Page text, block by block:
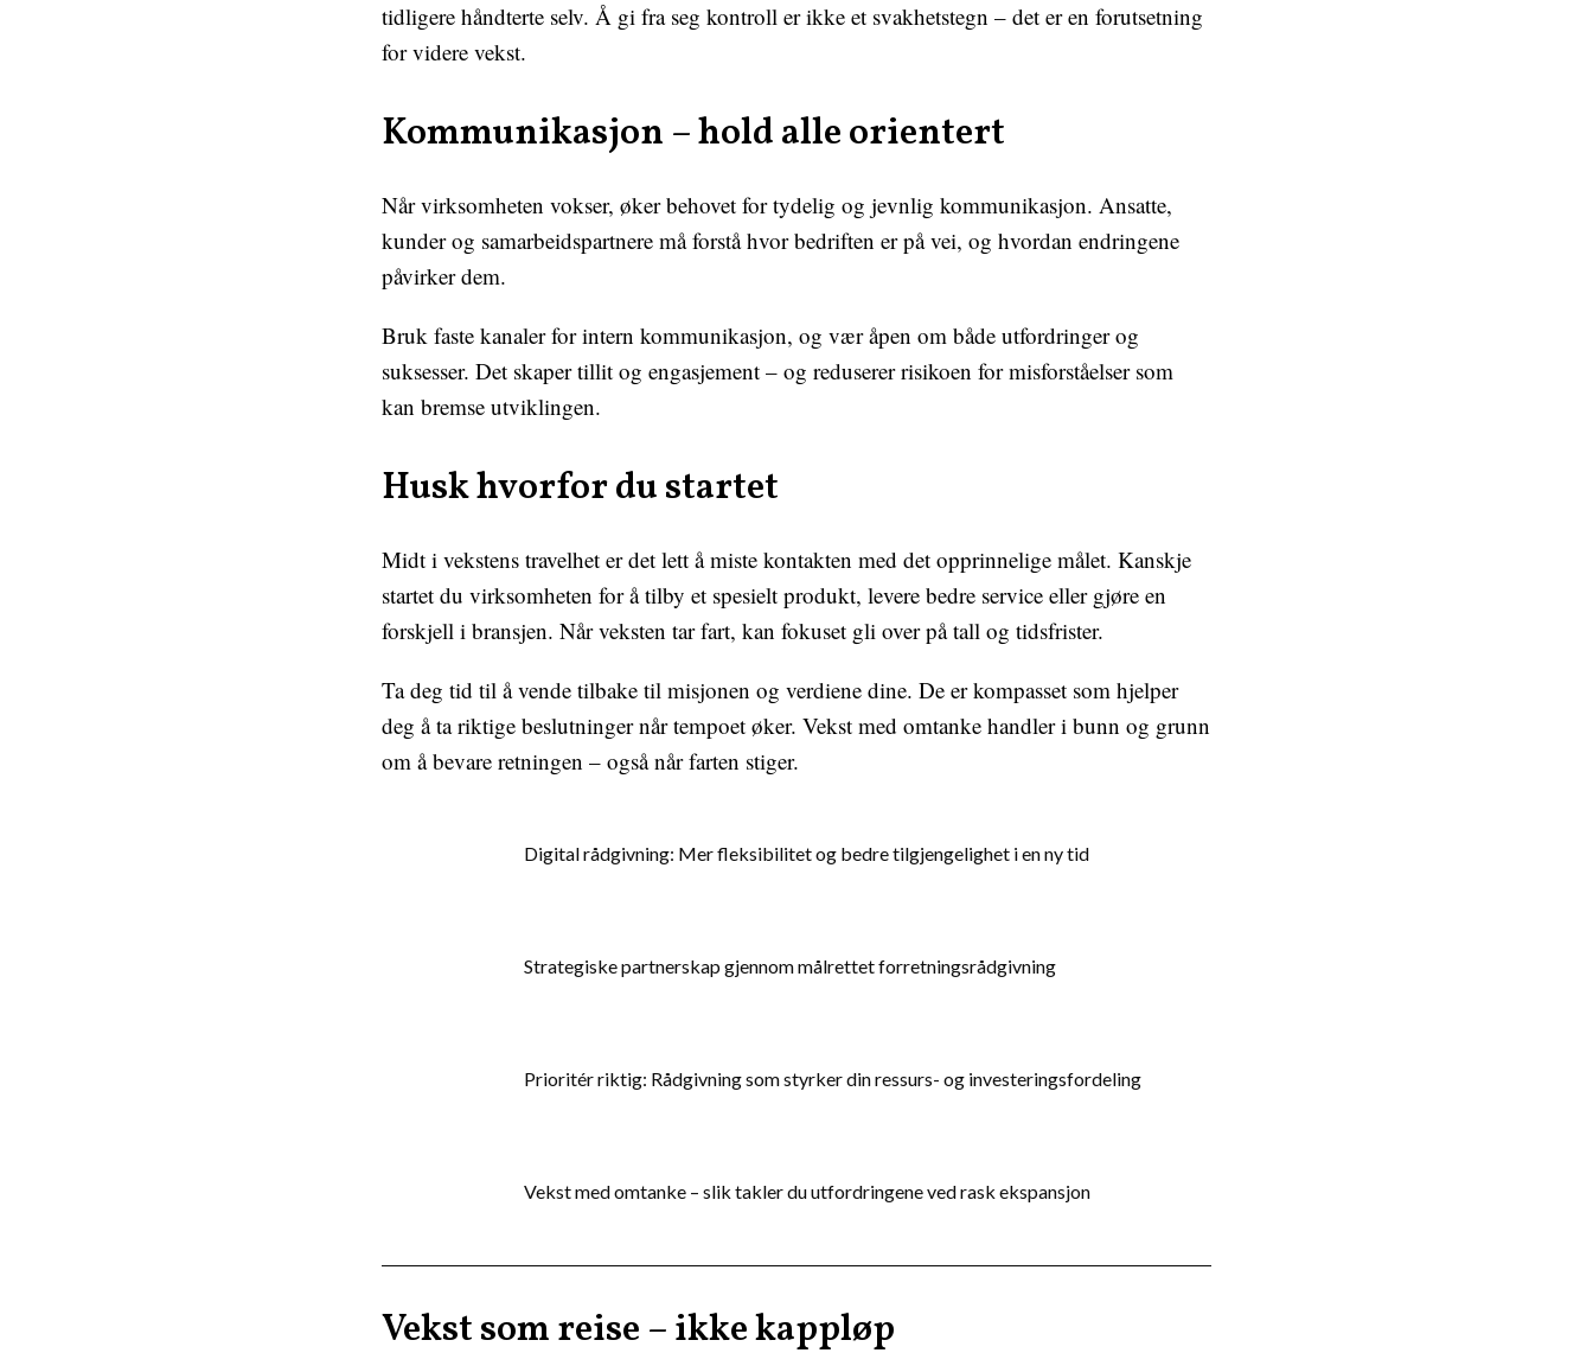
tidligere håndterte selv. Å gi fra seg kontroll er ikke et svakhetstegn – det er en forutsetning
for videre vekst.
Kommunikasjon – hold alle orientert
Når virksomheten vokser, øker behovet for tydelig og jevnlig kommunikasjon. Ansatte,
kunder og samarbeidspartnere må forstå hvor bedriften er på vei, og hvordan endringene
påvirker dem.
Bruk faste kanaler for intern kommunikasjon, og vær åpen om både utfordringer og
suksesser. Det skaper tillit og engasjement – og reduserer risikoen for misforståelser som
kan bremse utviklingen.
Husk hvorfor du startet
Midt i vekstens travelhet er det lett å miste kontakten med det opprinnelige målet. Kanskje
startet du virksomheten for å tilby et spesielt produkt, levere bedre service eller gjøre en
forskjell i bransjen. Når veksten tar fart, kan fokuset gli over på tall og tidsfrister.
Ta deg tid til å vende tilbake til misjonen og verdiene dine. De er kompasset som hjelper
deg å ta riktige beslutninger når tempoet øker. Vekst med omtanke handler i bunn og grunn
om å bevare retningen – også når farten stiger.
Digital rådgivning: Mer fleksibilitet og bedre tilgjengelighet i en ny tid
Strategiske partnerskap gjennom målrettet forretningsrådgivning
Prioritér riktig: Rådgivning som styrker din ressurs- og investeringsfordeling
Vekst med omtanke – slik takler du utfordringene ved rask ekspansjon
Vekst som reise – ikke kappløp